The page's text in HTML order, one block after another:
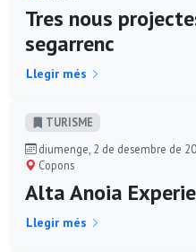
Tres nous
segarrenc
Llegir més
TURISME
diumenge, 2 de desembre de
Copons
Alta Anoia
Llegir més